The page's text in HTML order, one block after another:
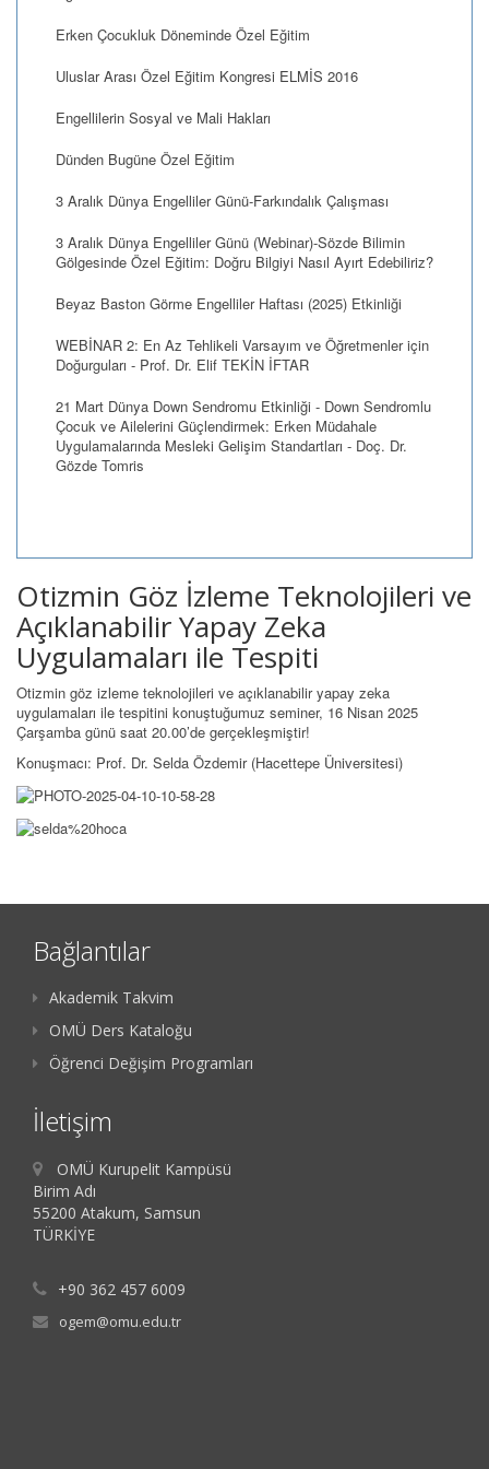
Erken Çocukluk Döneminde Özel Eğitim
Uluslar Arası Özel Eğitim Kongresi ELMİS 2016
Engellilerin Sosyal ve Mali Hakları
Dünden Bugüne Özel Eğitim
3 Aralık Dünya Engelliler Günü-Farkındalık Çalışması
3 Aralık Dünya Engelliler Günü (Webinar)-Sözde Bilimin
Gölgesinde Özel Eğitim: Doğru Bilgiyi Nasıl Ayırt Edebiliriz?
Beyaz Baston Görme Engelliler Haftası (2025) Etkinliği
WEBİNAR 2: En Az Tehlikeli Varsayım ve Öğretmenler için
Doğurguları - Prof. Dr. Elif TEKİN İFTAR
21 Mart Dünya Down Sendromu Etkinliği - Down Sendromlu
Çocuk ve Ailelerini Güçlendirmek: Erken Müdahale
Uygulamalarında Mesleki Gelişim Standartları - Doç. Dr.
Gözde Tomris
Otizmin Göz İzleme Teknolojileri ve
Açıklanabilir Yapay Zeka
Uygulamaları ile Tespiti
Otizmin göz izleme teknolojileri ve açıklanabilir yapay zeka
uygulamaları ile tespitini konuştuğumuz seminer, 16 Nisan 2025
Çarşamba günü saat 20.00’de gerçekleşmiştir!
Konuşmacı: Prof. Dr. Selda Özdemir (Hacettepe Üniversitesi)
Bağlantılar
Akademik Takvim
OMÜ Ders Kataloğu
Öğrenci Değişim Programları
İletişim
OMÜ Kurupelit Kampüsü
Birim Adı
55200 Atakum, Samsun
TÜRKİYE
+90 362 457 6009
ogem@omu.edu.tr